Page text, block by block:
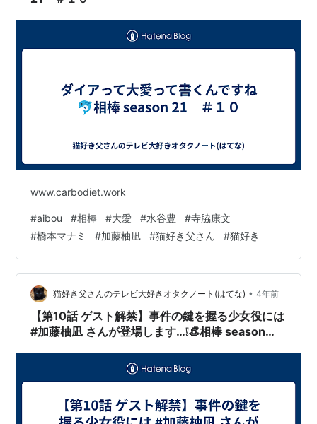
www.carbodiet.work
#aibou #相棒 #大愛 #水谷豊 #寺脇康文
#橋本マナミ #加藤柚凪 #猫好き父さん #猫好き
猫好き父さんのテレビ大好きオタクノート(はてな) • 4年前
【第10話 ゲスト解禁】事件の鍵を握る少女役には
#加藤柚凪 さんが登場します…❕👒相棒 season